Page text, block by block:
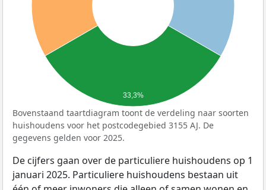
33,3%
Bovenstaand taartdiagram toont de verdeling naar soorten
huishoudens voor het postcodegebied 3155 AJ. De
gegevens gelden voor 2025.
De cijfers gaan over de particuliere huishoudens op 1
januari 2025. Particuliere huishoudens bestaan uit